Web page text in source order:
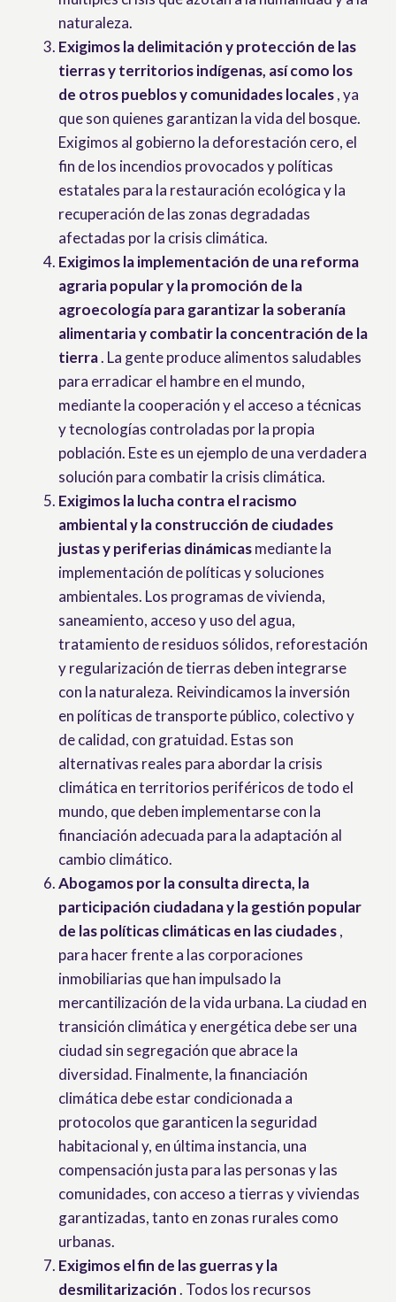
naturaleza.
Exigimos la delimitación y protección de las
tierras y territorios indígenas, así como los
de otros pueblos y comunidades locales, ya
que son quienes garantizan la vida del bosque.
Exigimos al gobierno la deforestación cero, el
fin de los incendios provocados y políticas
estatales para la restauración ecológica y la
recuperación de las zonas degradadas
afectadas por la crisis climática.
Exigimos la implementación de una reforma
agraria popular y la promoción de la
agroecología para garantizar la soberanía
alimentaria y combatir la concentración de la
tierra. La gente produce alimentos saludables
para erradicar el hambre en el mundo,
mediante la cooperación y el acceso a técnicas
y tecnologías controladas por la propia
población. Este es un ejemplo de una verdadera
solución para combatir la crisis climática.
Exigimos la lucha contra el racismo
ambiental y la construcción de ciudades
justas y periferias dinámicasmediante la
implementación de políticas y soluciones
ambientales. Los programas de vivienda,
saneamiento, acceso y uso del agua,
tratamiento de residuos sólidos, reforestación
y regularización de tierras deben integrarse
con la naturaleza. Reivindicamos la inversión
en políticas de transporte público, colectivo y
de calidad, con gratuidad. Estas son
alternativas reales para abordar la crisis
climática en territorios periféricos de todo el
mundo, que deben implementarse con la
financiación adecuada para la adaptación al
cambio climático.
Abogamos por la consulta directa, la
participación ciudadana y la gestión popular
de las políticas climáticas en las ciudades,
para hacer frente a las corporaciones
inmobiliarias que han impulsado la
mercantilización de la vida urbana. La ciudad en
transición climática y energética debe ser una
ciudad sin segregación que abrace la
diversidad. Finalmente, la financiación
climática debe estar condicionada a
protocolos que garanticen la seguridad
habitacional y, en última instancia, una
compensación justa para las personas y las
comunidades, con acceso a tierras y viviendas
garantizadas, tanto en zonas rurales como
urbanas.
Exigimos el fin de las guerras y la
desmilitarización. Todos los recursos